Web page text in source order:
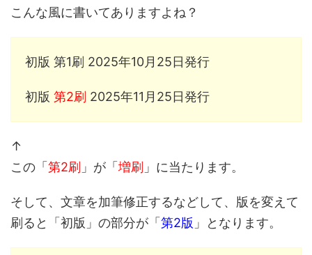
こんな風に書いてありますよね？
初版 第1刷 2025年10月25日発行
初版 第2刷 2025年11月25日発行
↑
この「 第2刷 」が「 増刷 」に当たります。
そして、文章を加筆修正するなどして、版を変えて
刷ると「初版」の部分が「 第2版 」となります。